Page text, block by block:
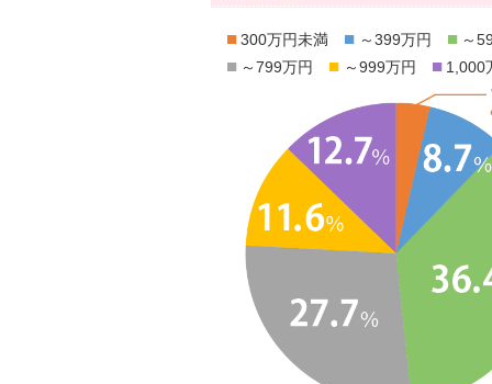
■300万円未満 ■ ～399万円 ■ ～
■ ～799万円 ■ ～999万円 ■ 1,000